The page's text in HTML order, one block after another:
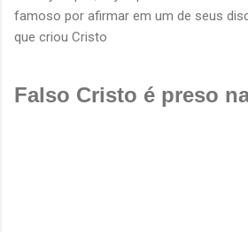
famoso por afirmar em um de seus
que criou Cristo
Falso Cristo é preso